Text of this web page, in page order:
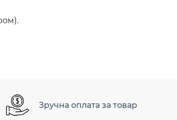
Зручна оплата за товар